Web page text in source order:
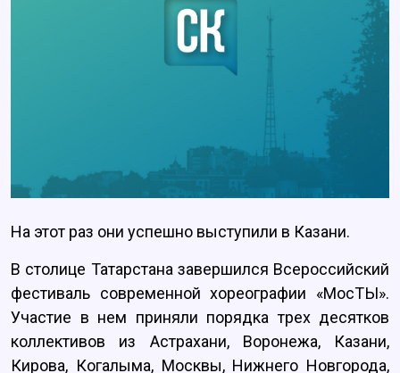
На этот раз они успешно выступили в Казани.
В столице Татарстана завершился Всероссийский
фестиваль современной хореографии «МосТЫ».
Участие в нем приняли порядка трех десятков
коллективов из Астрахани, Воронежа, Казани,
Кирова, Когалыма, Москвы, Нижнего Новгорода,